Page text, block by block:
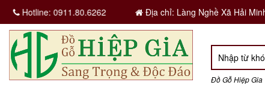
Hotline:0911.80.6262 Địa chỉ: Làng Nghề Xã Hải
Đồ Gỗ Hiệp Gia